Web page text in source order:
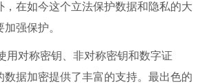
，在如今这个立法保护数据和隐私的大
强保护。
用对称密钥、非对称密钥和数字证
数据加密提供了丰富的支持。最出色的